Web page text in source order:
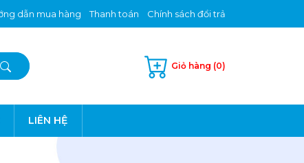
dẫn mua hàng Thanh toán Chính sách đổi trả
Giỏ hàng (0)
LIÊN HỆ